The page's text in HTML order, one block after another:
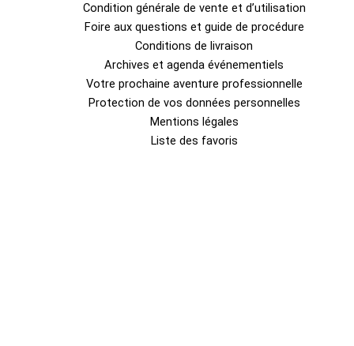
Condition générale de vente et d’utilisation
Foire aux questions et guide de procédure
Conditions de livraison
Archives et agenda événementiels
Votre prochaine aventure professionnelle
Protection de vos données personnelles
Mentions légales
Liste des favoris